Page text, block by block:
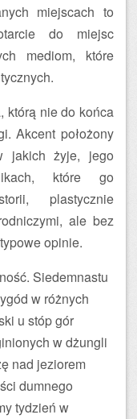
miejscach to
do miejsc
mediom, które
którą nie do końca
Akcent położony
jakich żyje, jego
które go
plastycznie
ale bez
opinie.
Siedemnastu
w różnych
u stóp gór
w dżungli
nad jeziorem
dumnego
tydzień w